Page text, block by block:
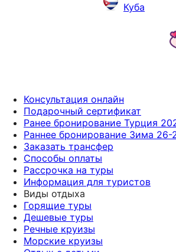
Куба
Консультация онлайн
Подарочный сертификат
Ранее бронирование Турция
Раннее бронирование Зима 26-
Заказать трансфер
Способы оплаты
Рассрочка на туры
Информация для туристов
Виды отдыха
Горящие туры
Дешевые туры
Речные круизы
Морские круизы